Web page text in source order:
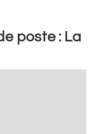
poste : La